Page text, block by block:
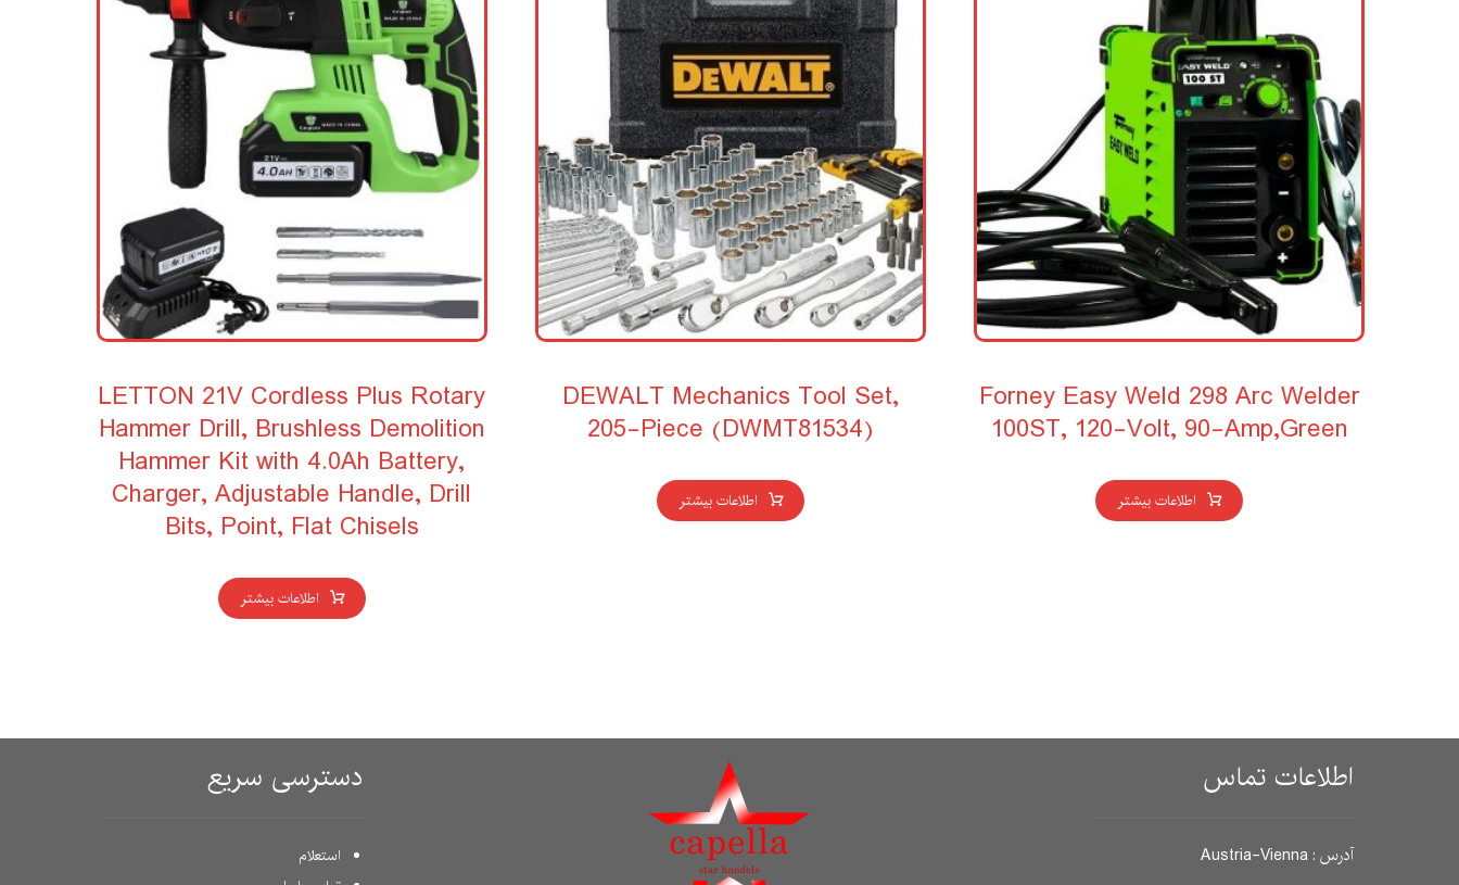
Forney Easy Weld 298 Arc Welder
100ST, 120-Volt, 90-Amp,Green
اطلاعات بیشتر
DEWALT Mechanics Tool Set,
205-Piece (DWMT81534)
اطلاعات بیشتر
LETTON 21V Cordless Plus Rotary
Hammer Drill, Brushless Demolition
Hammer Kit with 4.0Ah Battery,
Charger, Adjustable Handle, Drill
Bits, Point, Flat Chisels
اطلاعات بیشتر
اطلاعات تماس
آدرس : Austria-Vienna
دسترسی سریع
استعلام